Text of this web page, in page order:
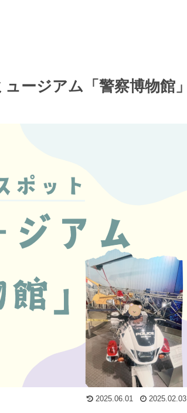
ージアム「警察博物館」
2025.06.01 2025.02.03